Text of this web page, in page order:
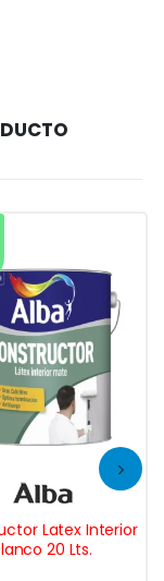
Latex Interior
20 Lts.